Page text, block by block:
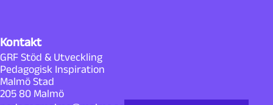
Kontakt
GRF Stöd & Utveckling
Pedagogisk Inspiration
Malmö Stad
205 80 Malmö